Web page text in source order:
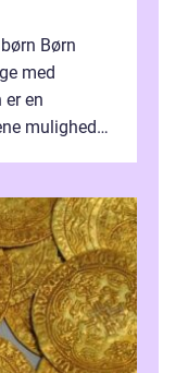
Børn
med
er en
mulighed